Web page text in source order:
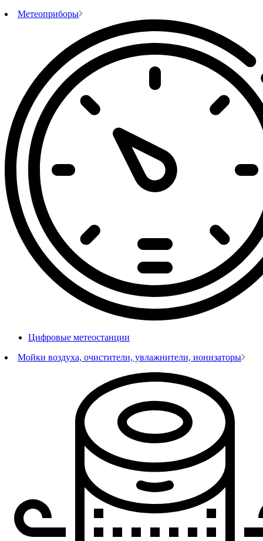
Метеоприборы
Цифровые метеостанции
Мойки воздуха, очистители, увлажнители, ионизаторы